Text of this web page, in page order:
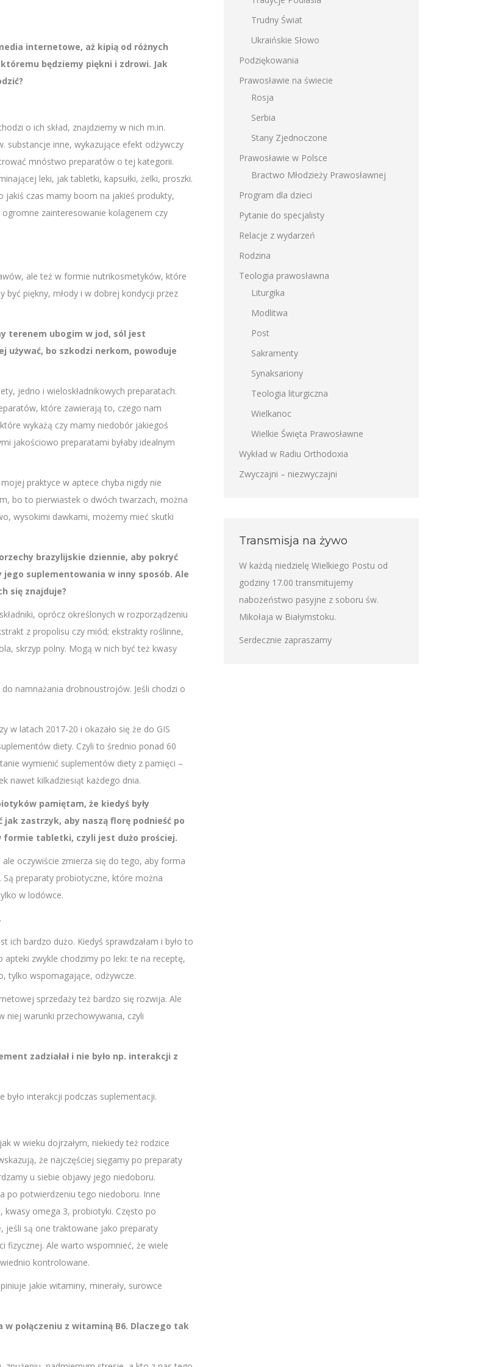
internetowe, aż kipią od różnych
będziemy piękni i zdrowi. Jak
o ich skład, znajdziemy w nich m.in.
substancje inne, wykazujące efekt odżywczy
mnóstwo preparatów o tej kategorii.
leki, jak tabletki, kapsułki, żelki, proszki.
jakiś czas mamy boom na jakieś produkty,
zainteresowanie kolagenem czy
ale też w formie nutrikosmetyków, które
być piękny, młody i w dobrej kondycji przez
terenem ubogim w jod, sól jest
używać, bo szkodzi nerkom, powoduje
jedno i wieloskładnikowych preparatach.
które zawierają to, czego nam
wykażą czy mamy niedobór jakiegoś
jakościowo preparatami byłaby idealnym
praktyce w aptece chyba nigdy nie
bo to pierwiastek o dwóch twarzach, można
wysokimi dawkami, możemy mieć skutki
brazylijskie dziennie, aby pokryć
suplementowania w inny sposób. Ale
się znajduje?
oprócz określonych w rozporządzeniu
z propolisu czy miód; ekstrakty roślinne,
skrzyp polny. Mogą w nich być też kwasy
namnażania drobnoustrojów. Jeśli chodzi o
w latach 2017-20 i okazało się że do GIS
diety. Czyli to średnio ponad 60
wymienić suplementów diety z pamięci –
nawet kilkadziesiąt każdego dnia.
pamiętam, że kiedyś były
zastrzyk, aby naszą florę podnieść po
tabletki, czyli jest dużo prościej.
oczywiście zmierza się do tego, aby forma
preparaty probiotyczne, które można
w lodówce.
ich bardzo dużo. Kiedyś sprawdzałam i było to
zwykle chodzimy po leki: te na receptę,
tylko wspomagające, odżywcze.
sprzedaży też bardzo się rozwija. Ale
warunki przechowywania, czyli
zadziałał i nie było np. interakcji z
interakcji podczas suplementacji.
w wieku dojrzałym, niekiedy też rodzice
że najczęściej sięgamy po preparaty
u siebie objawy jego niedoboru.
po potwierdzeniu tego niedoboru. Inne
omega 3, probiotyki. Często po
jeśli są one traktowane jako preparaty
fizycznej. Ale warto wspomnieć, że wiele
kontrolowane.
jakie witaminy, minerały, surowce
połączeniu z witaminą B6. Dlaczego tak
Trudny Świat
Ukraińskie Słowo
Podziękowania
Prawosławie na świecie
Rosja
Serbia
Stany Zjednoczone
Prawosławie w Polsce
Bractwo Młodzieży Prawosławnej
Program dla dzieci
Pytanie do specjalisty
Relacje z wydarzeń
Rodzina
Teologia prawosławna
Liturgika
Modlitwa
Post
Sakramenty
Synaksariony
Teologia liturgiczna
Wielkanoc
Wielkie Święta Prawosławne
Wykład w Radiu Orthodoxia
Zwyczajni – niezwyczajni
Transmisja na żywo
W każdą niedzielę Wielkiego Postu od
godziny 17.00 transmitujemy
nabożeństwo pasyjne z soboru św.
Mikołaja w Białymstoku.
Serdecznie zapraszamy